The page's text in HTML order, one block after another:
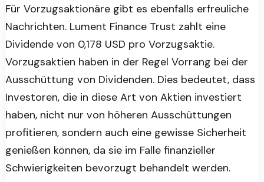
Für Vorzugsaktionäre gibt es ebenfalls erfreuliche
Nachrichten. Lument Finance Trust zahlt eine
Dividende von 0,178 USD pro Vorzugsaktie.
Vorzugsaktien haben in der Regel Vorrang bei der
Ausschüttung von Dividenden. Dies bedeutet, dass
Investoren, die in diese Art von Aktien investiert
haben, nicht nur von höheren Ausschüttungen
profitieren, sondern auch eine gewisse Sicherheit
genießen können, da sie im Falle finanzieller
Schwierigkeiten bevorzugt behandelt werden.